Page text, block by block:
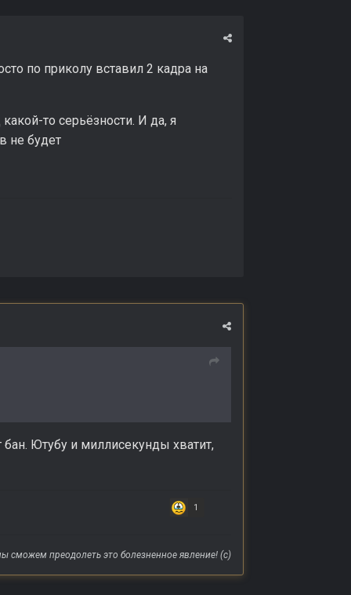
по приколу вставил 2 кадра на
то серьёзности. И да, я
не будет
Ютубу и миллисекунды хватит,
1
сможем преодолеть это болезненное явление! (с)